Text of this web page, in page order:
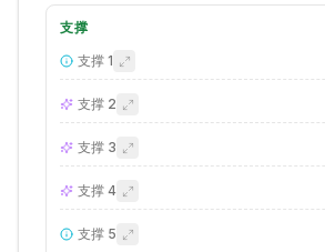
支撑
支撑 1
支撑 2
支撑 3
支撑 4
支撑 5